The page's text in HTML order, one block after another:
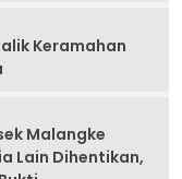
Keramahan
Malangke
Lain Dihentikan,